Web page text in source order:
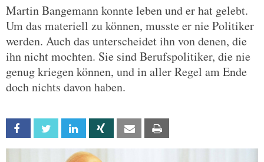
Martin Bangemann konnte leben und er hat gelebt.
Um das materiell zu können, musste er nie Politiker
werden. Auch das unterscheidet ihn von denen, die
ihn nicht mochten. Sie sind Berufspolitiker, die nie
genug kriegen können, und in aller Regel am Ende
doch nichts davon haben.
Facebook Twitter Linkedin Xing Email